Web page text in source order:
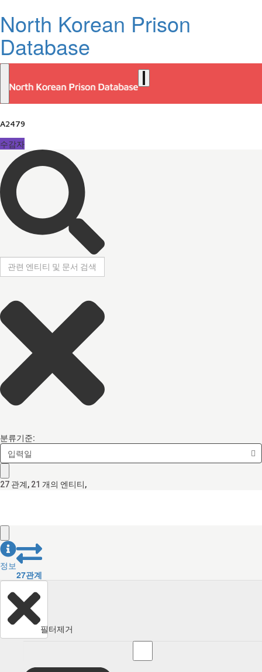
North Korean Prison
Database
A2479
수감자
분류기준:
입력일
27 관계, 21 개의 엔티티,
정보
27관계
필터제거